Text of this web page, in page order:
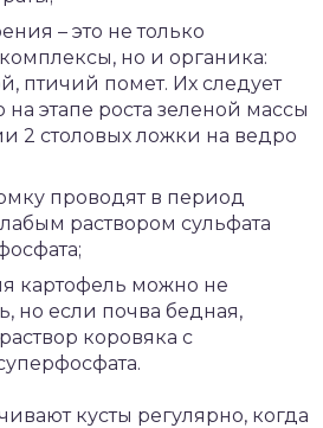
– это не только
но и органика:
птичий помет. Их следует
на этапе роста зеленой массы
2 столовых ложки на ведро
проводят в период
раствором сульфата
картофель можно не
но если почва бедная,
коровяка с
кусты регулярно, когда